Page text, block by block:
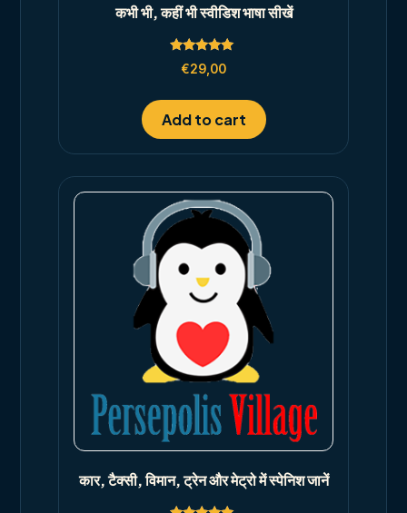
कभी भी, कहीं भी स्वीडिश भाषा सीखें
Rated
5.00
€29,00
Add to cart
कार, टैक्सी, विमान, ट्रेन और मेट्रो में स्पेनिश जानें